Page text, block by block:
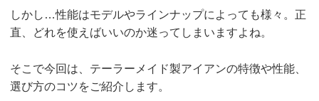
しかし…性能はモデルやラインナップによっても様々。正
直、どれを使えばいいのか迷ってしまいますよね。
そこで今回は、テーラーメイド製アイアンの特徴や性能、
選び方のコツをご紹介します。